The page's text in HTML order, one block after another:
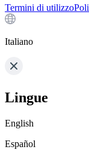
Termini di utilizzo
Italiano
Lingue
English
Español